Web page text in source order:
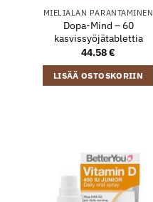
MIELIALAN PARANTAMINEN
Dopa-Mind – 60
kasvissyöjätablettia
44.58€
LISÄÄ OSTOSKORIIN